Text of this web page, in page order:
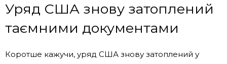
Уряд США знову затоплений
таємними документами
Коротше кажучи, уряд США знову затоплений у